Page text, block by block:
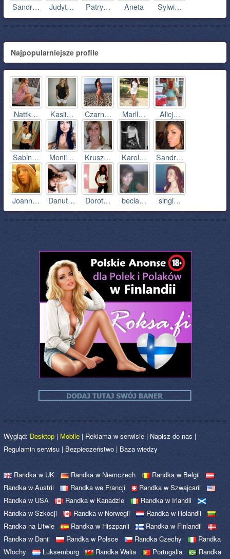
Sandr… Judyt… Patry… Aneta Sylwi…
Najpopularniejsze profile
Nattk… Kasii… Czarn… Marll… Alicj…
Sabin… Monii… Krusz… Karol… Sandr…
Joann… Danut… Dorot… becia… singi…
Wygląd:Desktop| Mobile | Reklama w serwisie | Napisz do nas |
Regulamin serwisu | Bezpieczeństwo | Baza wiedzy
Randka w UK Randka w Niemczech
Randka w Belgii
Randka w Austrii
Randka we Francji
Randka w Szwajcarii
Randka w USA
Randka w Kanadzie
Randka w Irlandii
Randka w Szkocji
Randka w Norwegii
Randka w Holandii
Randka na Litwie
Randka w Hiszpanii
Randka w Finlandii
Randka w Danii
Randka w Polsce Randka Czechy
Randka
Włochy
Luksemburg Randka Walia Portugalia
Randka